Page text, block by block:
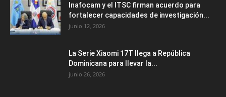
Inafocam y el ITSC firman acuerdo para
fortalecer capacidades de investigación...
junio 12, 2026
La Serie Xiaomi 17T llega a República
Dominicana para llevar la...
junio 26, 2026